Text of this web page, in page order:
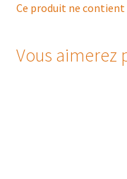
Ce produit ne contient
Vous aimerez